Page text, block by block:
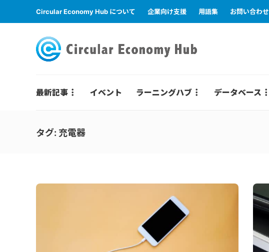
Circular Economy Hub について 企業向け支援 用語集 お問い合わせ
最新記事 イベント ラーニングハブ データベース
タグ: 充電器